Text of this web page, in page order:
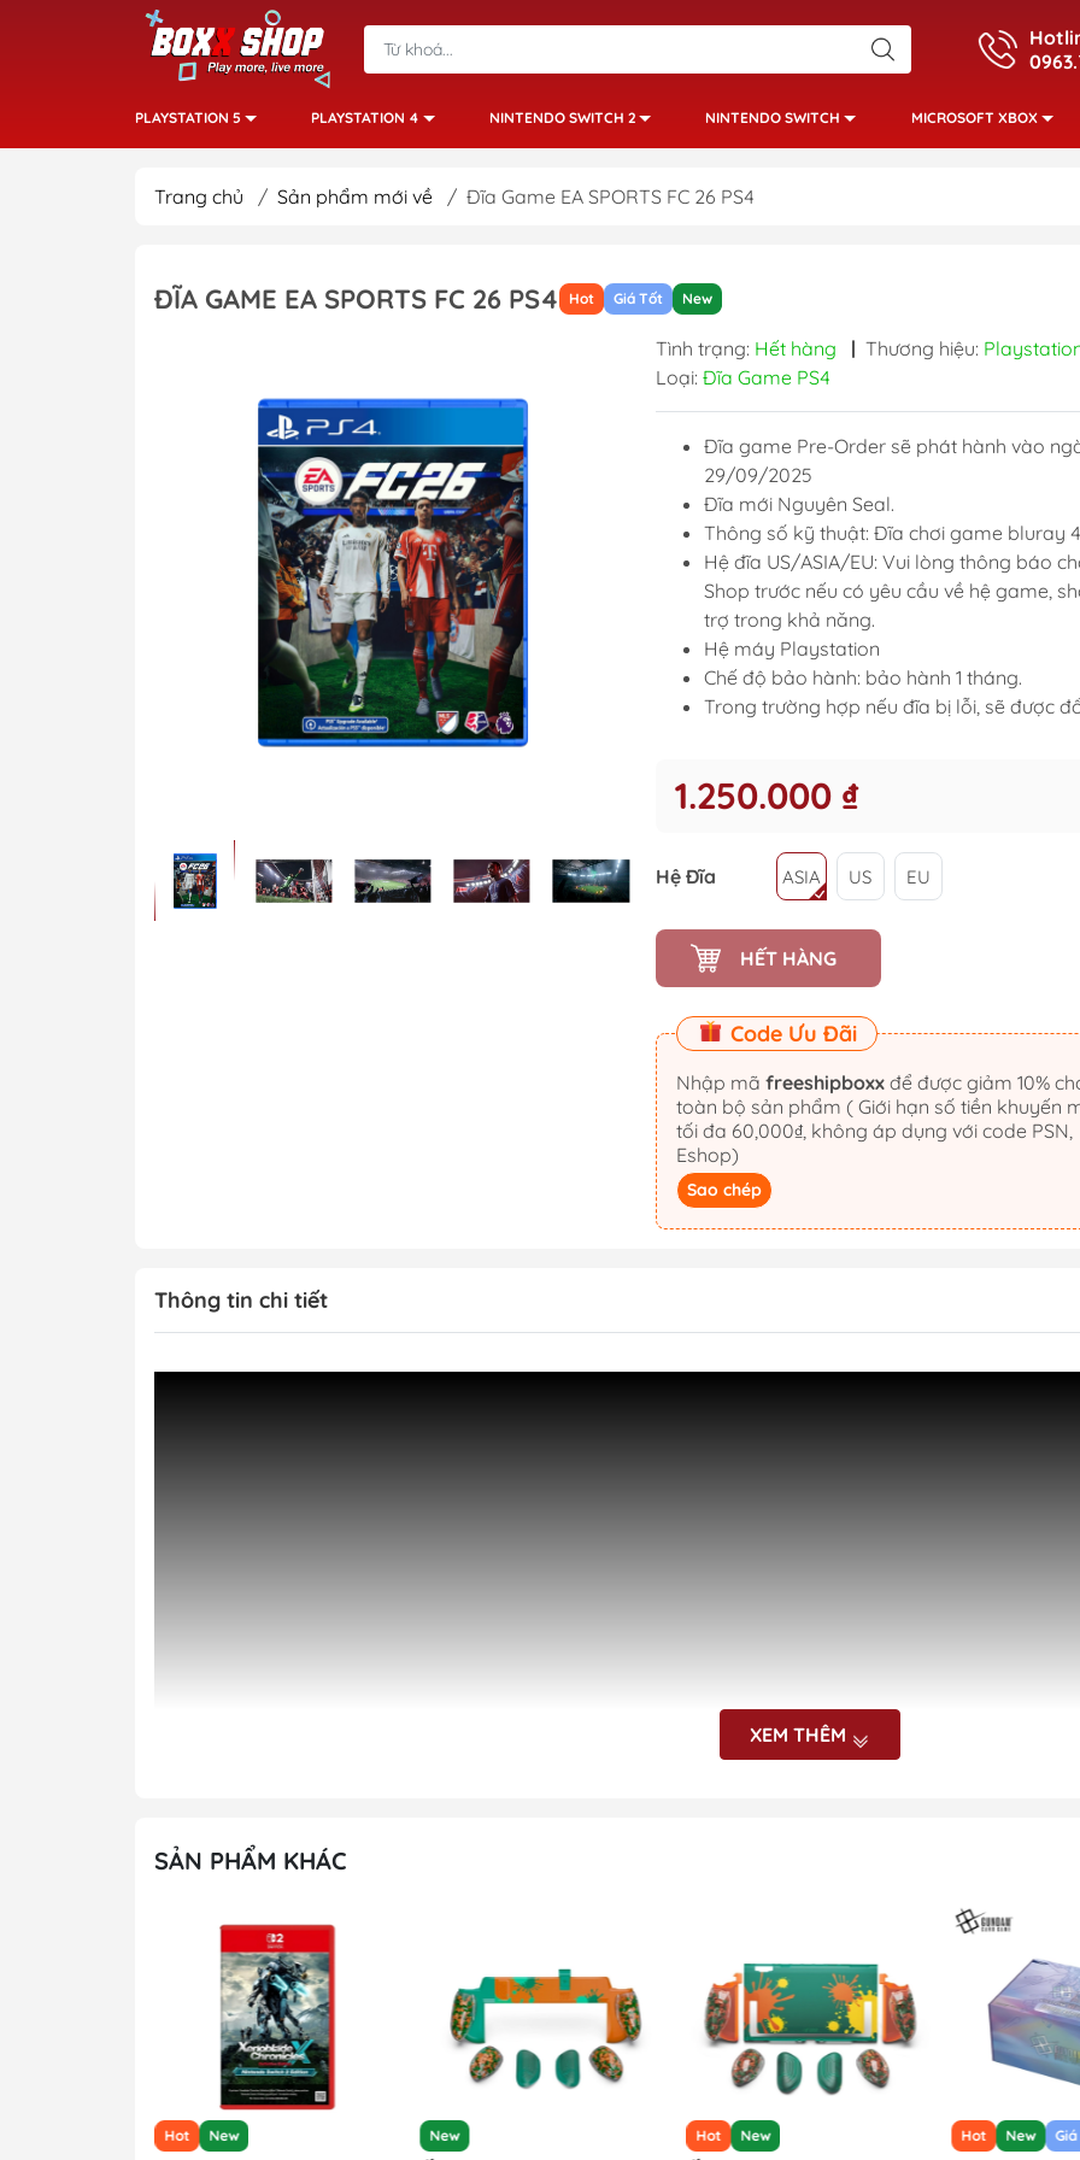
PLAYSTATION 5 PLAYSTATION 4 NINTENDO SWITCH 2 NINTENDO SWITCH MICROSOFT XBOX
Trang chủ / Sản phẩm mới về / Đĩa Game EA SPORTS FC 26 PS4
ĐĨA GAME EA SPORTS FC 26 PS4 Hot Giá Tốt New
Tình trạng: Hết hàng | Thương hiệu:
Loại: Đĩa Game PS4
Đĩa game Pre-Order sẽ phát hành vào
29/09/2025
Đĩa mới Nguyên Seal.
Thông số kỹ thuật: Đĩa chơi game bluray
Hệ đĩa US/ASIA/EU: Vui lòng thông báo
Shop trước nếu có yêu cầu về hệ game,
trợ trong khả năng.
Hệ máy Playstation
Chế độ bảo hành: bảo hành 1 tháng.
Trong trường hợp nếu đĩa bị lỗi, sẽ được
1.250.000 ₫
Hệ Đĩa ASIA US EU
HẾT HÀNG
Code Ưu Đãi
Nhập mã freeshipboxxđể được giảm 10% cho
toàn bộ sản phẩm ( Giới hạn số tiền khuyến
tối đa 60,000₫, không áp dụng với code PSN,
Eshop)
Sao chép
Thông tin chi tiết
Đĩa Game EA SPORTS FC 26 PS4
XEM THÊM
SẢN PHẨM KHÁC
Hot New New Hot New Hot New